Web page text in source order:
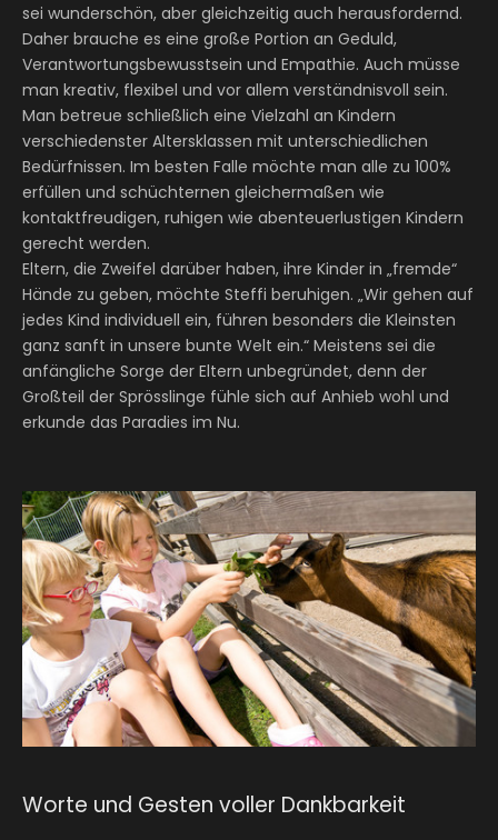
sei wunderschön, aber gleichzeitig auch herausfordernd.
Daher brauche es eine große Portion an Geduld,
Verantwortungsbewusstsein und Empathie. Auch müsse
man kreativ, flexibel und vor allem verständnisvoll sein.
Man betreue schließlich eine Vielzahl an Kindern
verschiedenster Altersklassen mit unterschiedlichen
Bedürfnissen. Im besten Falle möchte man alle zu 100%
erfüllen und schüchternen gleichermaßen wie
kontaktfreudigen, ruhigen wie abenteuerlustigen Kindern
gerecht werden.
Eltern, die Zweifel darüber haben, ihre Kinder in „fremde“
Hände zu geben, möchte Steffi beruhigen. „Wir gehen auf
jedes Kind individuell ein, führen besonders die Kleinsten
ganz sanft in unsere bunte Welt ein.“ Meistens sei die
anfängliche Sorge der Eltern unbegründet, denn der
Großteil der Sprösslinge fühle sich auf Anhieb wohl und
erkunde das Paradies im Nu.
Worte und Gesten voller Dankbarkeit